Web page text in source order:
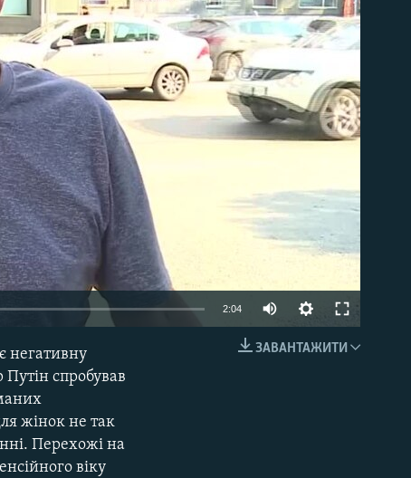
2:04
ЗАВАНТАЖИТИ
негативну
спробував
жінок не так
Перехожі на
віку